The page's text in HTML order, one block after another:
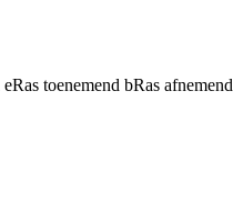
eRas toenemend bRas afnemend